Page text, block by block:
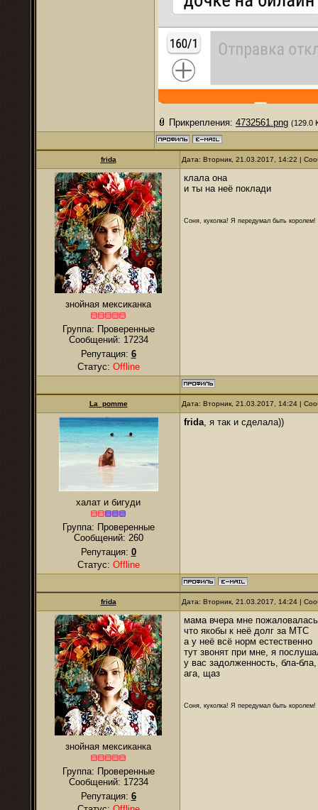
Прикрепления: 4732561.png (129.0
frida Дата: Вторник, 21.03.2017, 14:22 |
знойная мексиканка
Группа: Проверенные
Сообщений: 17234
Репутация: 6
Статус: Offline
клала она
и ты на неё поклади
Соня, куколка! Я передумал быть
La_pomme Дата: Вторник, 21.03.2017, 14:24 |
халат и бигуди
Группа: Проверенные
Сообщений: 260
Репутация: 0
Статус: Offline
frida, я так и сделала))
frida Дата: Вторник, 21.03.2017, 14:24 |
знойная мексиканка
Группа: Проверенные
Сообщений: 17234
Репутация: 6
мама вчера мне
что якобы к неё долг за МТС
а у неё всё норм естественно
тут звонят при мне, я
у вас задолженность, бла-
ага, щаз
Соня, куколка! Я передумал быть